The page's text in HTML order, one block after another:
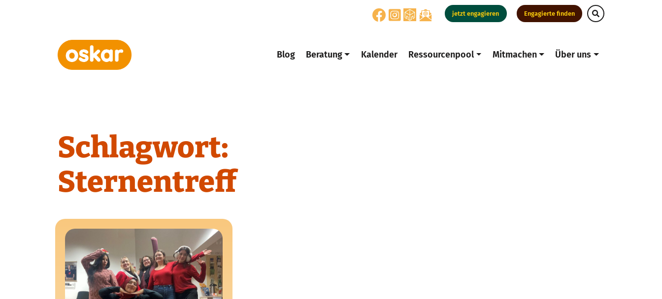
jetzt engagieren Engagierte finden
Hauptnavigation Blog Beratung Kalender Ressourcenpool Mitmachen Über uns
Schlagwort:
Sternentreff